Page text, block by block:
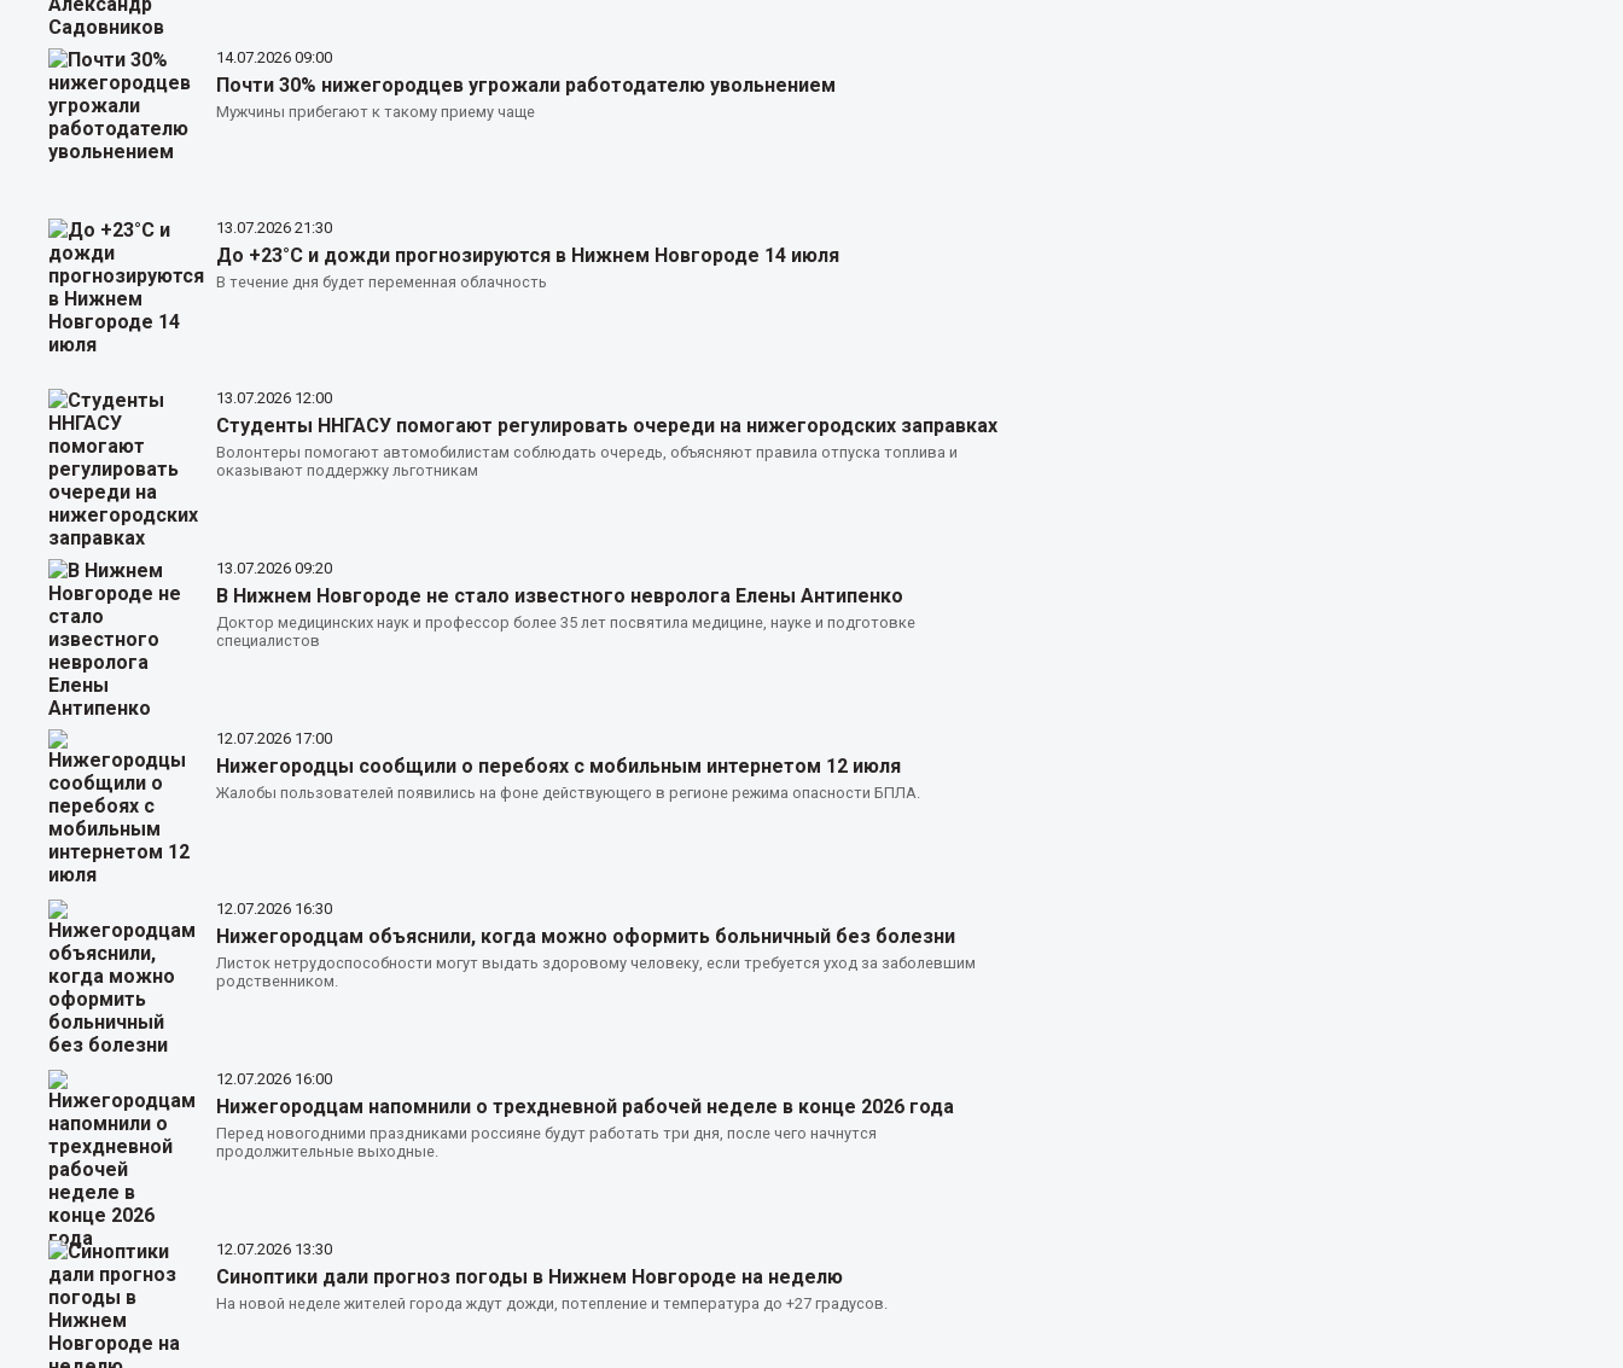
14.07.2026 09:00
Почти 30% нижегородцев угрожали работодателю увольнением
Мужчины прибегают к такому приему чаще
13.07.2026 21:30
До +23°С и дожди прогнозируются в Нижнем Новгороде 14 июля
В течение дня будет переменная облачность
13.07.2026 12:00
Студенты ННГАСУ помогают регулировать очереди на нижегородских заправках
Волонтеры помогают автомобилистам соблюдать очередь, объясняют правила отпуска топлива и
оказывают поддержку льготникам
13.07.2026 09:20
В Нижнем Новгороде не стало известного невролога Елены Антипенко
Доктор медицинских наук и профессор более 35 лет посвятила медицине, науке и подготовке
специалистов
12.07.2026 17:00
Нижегородцы сообщили о перебоях с мобильным интернетом 12 июля
Жалобы пользователей появились на фоне действующего в регионе режима опасности БПЛА.
12.07.2026 16:30
Нижегородцам объяснили, когда можно оформить больничный без болезни
Листок нетрудоспособности могут выдать здоровому человеку, если требуется уход за заболевшим
родственником.
12.07.2026 16:00
Нижегородцам напомнили о трехдневной рабочей неделе в конце 2026 года
Перед новогодними праздниками россияне будут работать три дня, после чего начнутся
продолжительные выходные.
12.07.2026 13:30
Синоптики дали прогноз погоды в Нижнем Новгороде на неделю
На новой неделе жителей города ждут дожди, потепление и температура до +27 градусов.